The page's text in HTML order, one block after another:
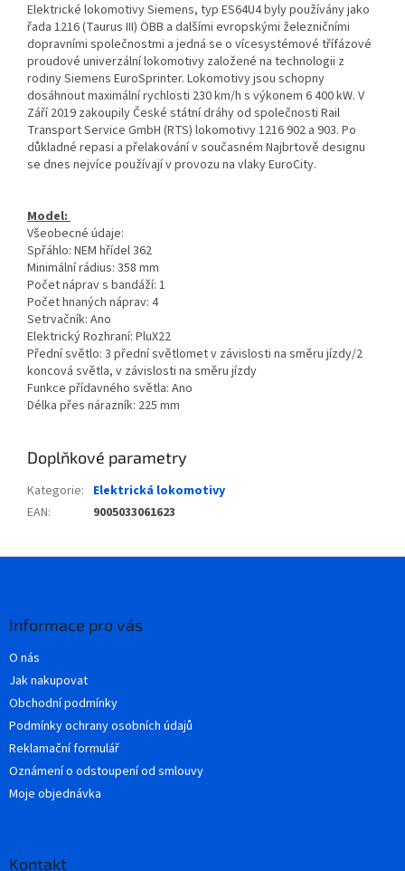
Elektrické lokomotivy Siemens, typ ES64U4 byly používány jako
řada 1216 (Taurus III) ÖBB a dalšími evropskými železničními
dopravními společnostmi a jedná se o vícesystémové třífázové
proudové univerzální lokomotivy založené na technologii z
rodiny Siemens EuroSprinter. Lokomotivy jsou schopny
dosáhnout maximální rychlosti 230 km/h s výkonem 6 400 kW. V
Září 2019 zakoupily České státní dráhy od společnosti Rail
Transport Service GmbH (RTS) lokomotivy 1216 902 a 903. Po
důkladné repasi a přelakování v současném Najbrtově designu
se dnes nejvíce používají v provozu na vlaky EuroCity.
Model:
Všeobecné údaje:
Spřáhlo: NEM hřídel 362
Minimální rádius: 358 mm
Počet náprav s bandáží: 1
Počet hnaných náprav: 4
Setrvačník: Ano
Elektrický Rozhraní: PluX22
Přední světlo: 3 přední světlomet v závislosti na směru jízdy/2
koncová světla, v závislosti na směru jízdy
Funkce přídavného světla: Ano
Délka přes nárazník: 225 mm
Doplňkové parametry
Kategorie: Elektrická lokomotivy
EAN: 9005033061623
Informace pro vás
O nás
Jak nakupovat
Obchodní podmínky
Podmínky ochrany osobních údajů
Reklamační formulář
Oznámení o odstoupení od smlouvy
Moje objednávka
Kontakt